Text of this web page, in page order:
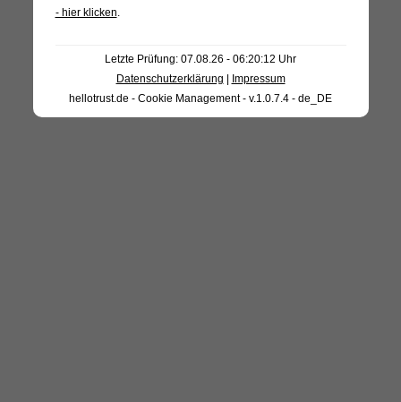
- hier klicken.
Letzte Prüfung: 07.08.26 - 06:20:12 Uhr
Datenschutzerklärung
Impressum
hellotrust.de - Cookie Management - v.1.0.7.4 - de_DE